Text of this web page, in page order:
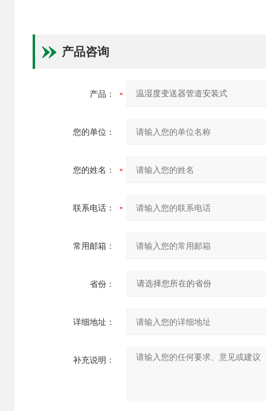
产品咨询
产品：
您的单位：
您的姓名：
联系电话：
常用邮箱：
省份：
详细地址：
补充说明：